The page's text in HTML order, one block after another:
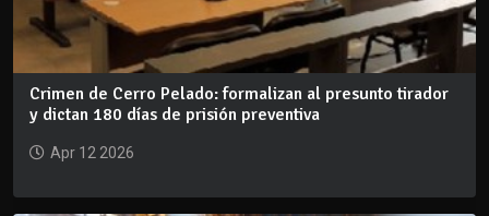
Crimen de Cerro Pelado: formalizan al presunto tirador
y dictan 180 días de prisión preventiva
Apr 12 2026